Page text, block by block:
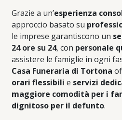
Grazie a un’esperienza
approccio basato su
le imprese garantiscono un
24 ore su 24, con personale
assistere le famiglie in ogni
Casa Funeraria di Tortona
orari flessibili e servizi
maggiore comodità per i
dignitoso per il defunto.